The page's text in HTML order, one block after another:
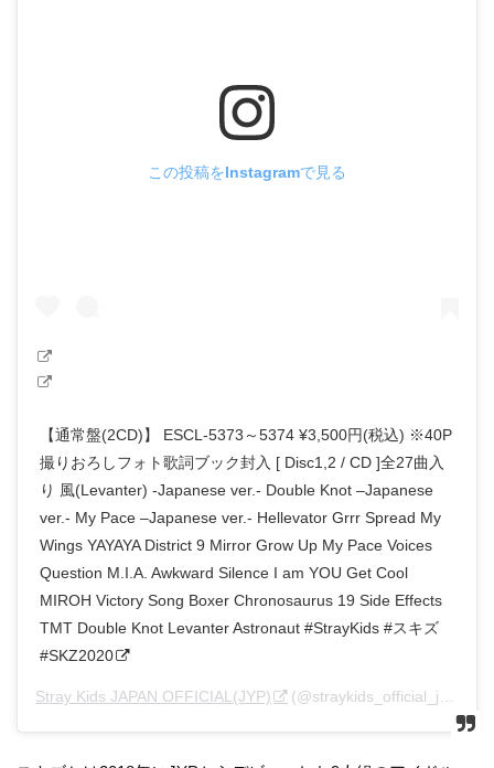
この投稿をInstagramで見る
【通常盤(2CD)】 ESCL-5373～5374 ¥3,500円(税込) ※40P
撮りおろしフォト歌詞ブック封入 [ Disc1,2 / CD ]全27曲入
り 風(Levanter) -Japanese ver.- Double Knot –Japanese
ver.- My Pace –Japanese ver.- Hellevator Grrr Spread My
Wings YAYAYA District 9 Mirror Grow Up My Pace Voices
Question M.I.A. Awkward Silence I am YOU Get Cool
MIROH Victory Song Boxer Chronosaurus 19 Side Effects
TMT Double Knot Levanter Astronaut #StrayKids #スキズ
#SKZ2020
Stray Kids JAPAN OFFICIAL(JYP) (@straykids_official_jp)がシェアした投稿 –